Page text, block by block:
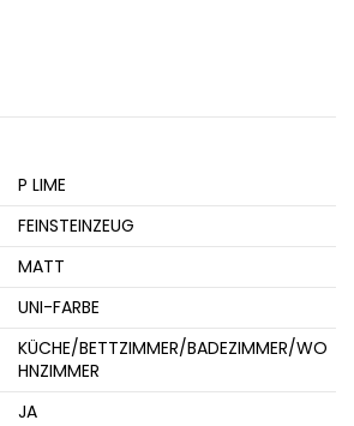
P LIME
FEINSTEINZEUG
MATT
UNI-FARBE
KÜCHE/BETTZIMMER/BADEZIMMER/WO
HNZIMMER
JA